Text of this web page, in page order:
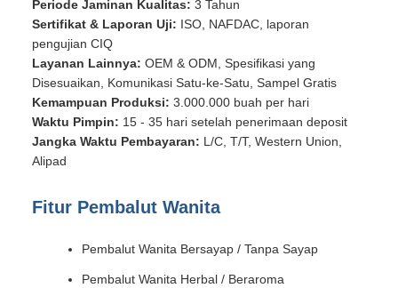
Periode Jaminan Kualitas: 3 Tahun
Sertifikat & Laporan Uji: ISO, NAFDAC, laporan
pengujian CIQ
Layanan Lainnya: OEM & ODM, Spesifikasi yang
Disesuaikan, Komunikasi Satu-ke-Satu, Sampel Gratis
Kemampuan Produksi: 3.000.000 buah per hari
Waktu Pimpin: 15 - 35 hari setelah penerimaan deposit
Jangka Waktu Pembayaran: L/C, T/T, Western Union,
Alipad
Fitur Pembalut Wanita
Pembalut Wanita Bersayap / Tanpa Sayap
Pembalut Wanita Herbal / Beraroma